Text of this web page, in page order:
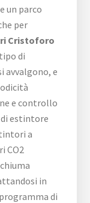
un parco
per
Cristoforo
di
avvalgono, e
e controllo
estintore
a
CO2
in
di